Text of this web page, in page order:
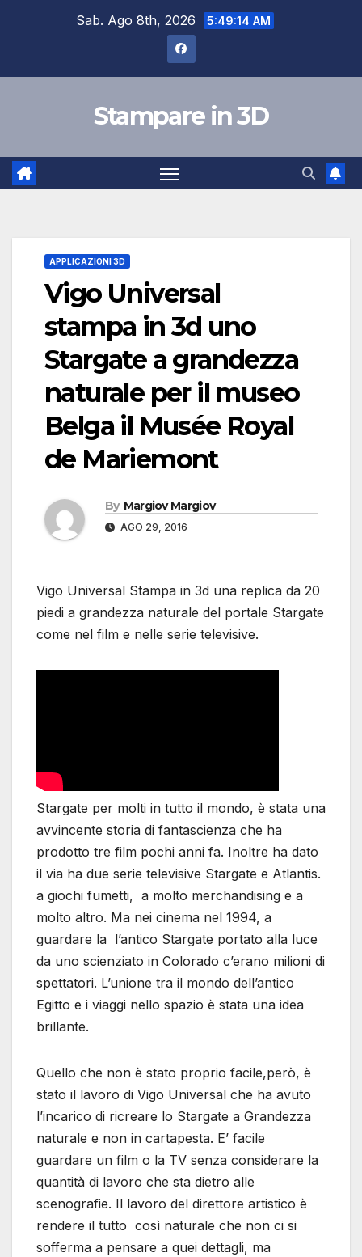
Sab. Ago 8th, 2026 5:49:14 AM
Stampare in 3D
APPLICAZIONI 3D
Vigo Universal
stampa in 3d uno
Stargate a grandezza
naturale per il museo
Belga il Musée Royal
de Mariemont
By Margiov Margiov
AGO 29, 2016
Vigo Universal Stampa in 3d una replica da 20
piedi a grandezza naturale del portale Stargate
come nel film e nelle serie televisive.
Stargate per molti in tutto il mondo, è stata una
avvincente storia di fantascienza che ha
prodotto tre film pochi anni fa. Inoltre ha dato
il via ha due serie televisive Stargate e Atlantis.
a giochi fumetti, a molto merchandising e a
molto altro. Ma nei cinema nel 1994, a
guardare la l’antico Stargate portato alla luce
da uno scienziato in Colorado c’erano milioni di
spettatori. L’unione tra il mondo dell’antico
Egitto e i viaggi nello spazio è stata una idea
brillante.
Quello che non è stato proprio facile,però, è
stato il lavoro di Vigo Universal che ha avuto
l’incarico di ricreare lo Stargate a Grandezza
naturale e non in cartapesta. E’ facile
guardare un film o la TV senza considerare la
quantità di lavoro che sta dietro alle
scenografie. Il lavoro del direttore artistico è
rendere il tutto così naturale che non ci si
sofferma a pensare a quei dettagli, ma